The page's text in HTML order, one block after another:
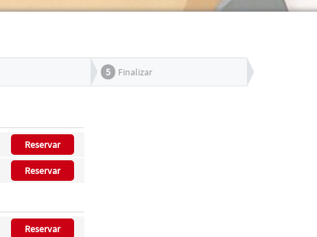
5 Finalizar
Reservar
Reservar
Reservar